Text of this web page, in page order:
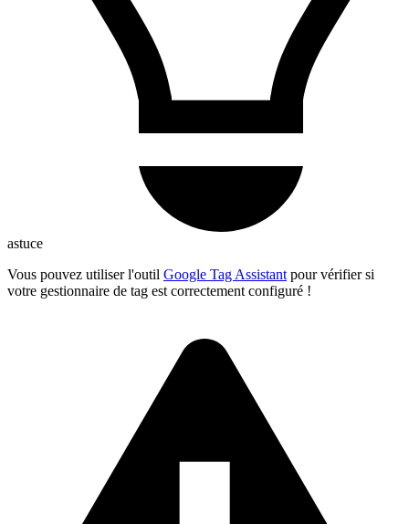
astuce
Vous pouvez utiliser l'outil Google Tag Assistant pour vérifier si
votre gestionnaire de tag est correctement configuré !